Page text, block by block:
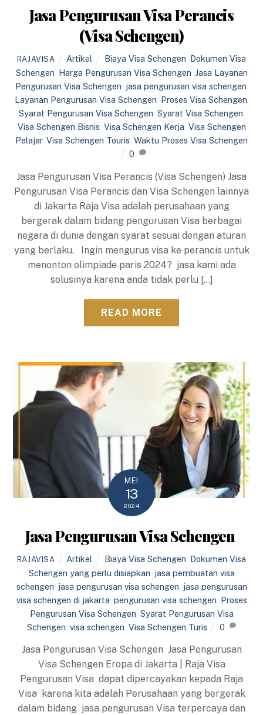
Jasa Pengurusan Visa Perancis
(Visa Schengen)
RAJAVISA Artikel Biaya Visa Schengen Dokumen Visa
Schengen Harga Pengurusan Visa Schengen Jasa Layanan
Pengurusan Visa Schengen jasa pengurusan visa schengen
Layanan Pengurusan Visa Schengen Proses Visa Schengen
Syarat Pengurusan Visa Schengen Syarat Visa Schengen
Visa Schengen Bisnis Visa Schengen Kerja Visa Schengen
Pelajar, Visa Schengen Touris Waktu Proses Visa Schengen
0
Jasa Pengurusan Visa Perancis (Visa Schengen) Jasa
Pengurusan Visa Perancis dan Visa Schengen lainnya
di Jakarta Raja Visa adalah perusahaan yang
bergerak dalam bidang pengurusan Visa berbagai
negara di dunia dengan syarat sesuai dengan aturan
yang berlaku. Ingin mengurus visa ke perancis untuk
menonton olimpiade paris 2024? jasa kami ada
solusinya karena anda tidak perlu […]
READ MORE
MEI
13
2024
Jasa Pengurusan Visa Schengen
RAJAVISA Artikel Biaya Visa Schengen Dokumen Visa
Schengen yang perlu disiapkan jasa pembuatan visa
schengen jasa pengurusan visa schengen jasa pengurusan
visa schengen di jakarta pengurusan visa schengen Proses
Pengurusan Visa Schengen Syarat Pengurusan Visa
Schengen visa schengen Visa Schengen Turis 0
Jasa Pengurusan Visa Schengen Jasa Pengurusan
Visa Schengen Eropa di Jakarta | Raja Visa
Pengurusan Visa dapat dipercayakan kepada Raja
Visa karena kita adalah Perusahaan yang bergerak
dalam bidang jasa pengurusan Visa terpercaya dan